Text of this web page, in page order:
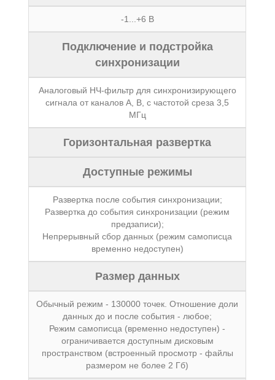
-1...+6 В
Подключение и подстройка
синхронизации
Аналоговый НЧ-фильтр для синхронизирующего
сигнала от каналов А, В, с частотой среза 3,5
МГц
Горизонтальная развертка
Доступные режимы
Развертка после события синхронизации;
Развертка до события синхронизации (режим
предзаписи);
Непрерывный сбор данных (режим самописца
временно недоступен)
Размер данных
Обычный режим - 130000 точек. Отношение доли
данных до и после события - любое;
Режим самописца (временно недоступен) -
ограничивается доступным дисковым
пространством (встроенный просмотр - файлы
размером не более 2 Гб)